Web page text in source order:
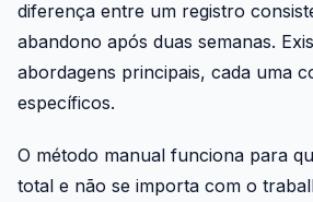
diferença entre um registro
abandono após duas semanas.
abordagens principais, cada uma
específicos.
O método manual funciona para
total e não se importa com o